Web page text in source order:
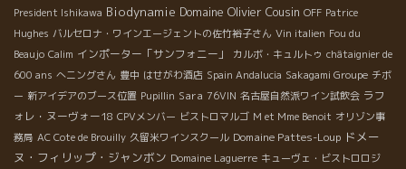
President Ishikawa Biodynamie Domaine Olivier Cousin OFF Patrice
Hughes バルセロナ・ワインエージェントの佐竹裕子さん Vin italien Fou du
Beaujo Calim インポーター「サンフォニー」 カルボ・キュルトゥ châtaignier de
600 ans へニングさん 豊中 はせがわ酒店 Spain Andalucia Sakagami Groupe チボ
ー 新アイデアのブース位置 Pupillin Sara 76VIN 名古屋自然派ワイン試飲会 ラフ
ォレ・ヌーヴォー18 CPVメンバー ビストロマルゴ M et Mme Benoit オリゾン事
務局 AC Cote de Brouilly 久留米ワインスクール Domaine Pattes-Loup ドメー
ヌ・フィリップ・ジャンボン Domaine Laguerre キューヴェ・ビストロロジ